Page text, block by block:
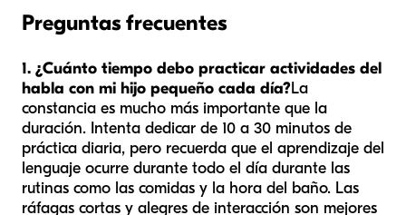
Preguntas frecuentes
1. ¿Cuánto tiempo debo practicar actividades del
habla con mi hijo pequeño cada día?La
constancia es mucho más importante que la
duración. Intenta dedicar de 10 a 30 minutos de
práctica diaria, pero recuerda que el aprendizaje del
lenguaje ocurre durante todo el día durante las
rutinas como las comidas y la hora del baño. Las
ráfagas cortas y alegres de interacción son mejores